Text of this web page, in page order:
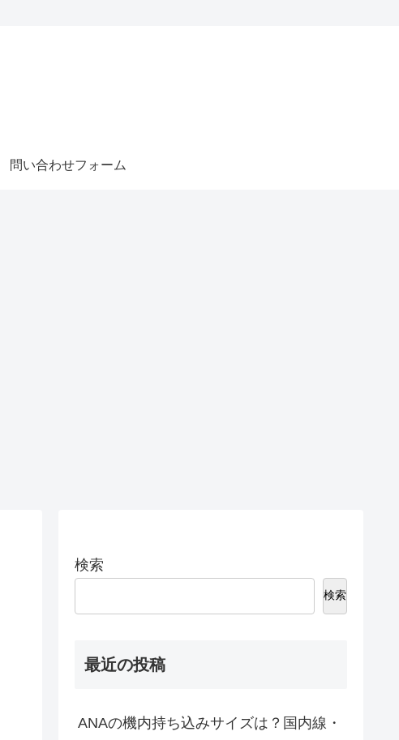
問い合わせフォーム
検索
検索
最近の投稿
ANAの機内持ち込みサイズは？国内線・